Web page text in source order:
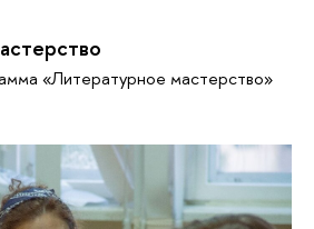
«Литературное мастерство»